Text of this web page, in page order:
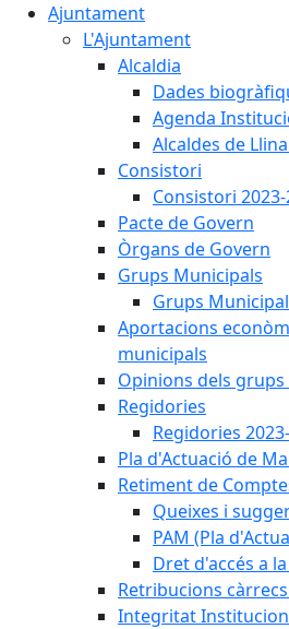
Ajuntament
L'Ajuntament
Alcaldia
Dades
Agenda
Alcaldes de
Consistori
Consistori
Pacte de Govern
Òrgans de Govern
Grups Municipals
Grups
Aportacions
municipals
Opinions dels
Regidories
Regidories
Pla d'Actuació de
Retiment de
Queixes i
PAM (Pla
Dret d'accés a
Retribucions
Integritat